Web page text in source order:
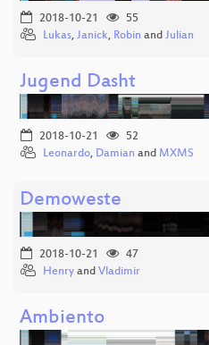
2018-10-21
55
Lukas, Janick, Robin and Julian
Jugend Dasht
2018-10-21
52
Leonardo, Damian and MXMS
Demoweste
2018-10-21
47
Henry and Vladimir
Ambiento